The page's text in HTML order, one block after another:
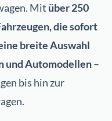
Mit über 250
die sofort
breite Auswahl
und Automodellen–
bis hin zur